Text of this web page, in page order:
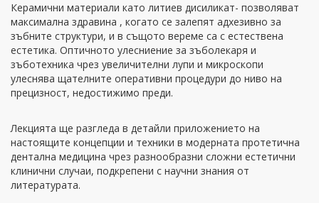
Керамични материали като литиев дисиликат- позволяват
максимална здравина , когато се залепят адхезивно за
зъбните структури, и в същото вереме са с естествена
естетика. Оптичното улесниение за зъболекаря и
зъботехника чрез увеличителни лупи и микроскопи
улеснява щателните оперативни процедури до ниво на
прецизност, недостижимо преди.
Лекцията ще разгледа в детайли приложението на
настоящите концепции и техники в модерната протетична
дентална медицина чрез разнообразни сложни естетични
клинични случаи, подкрепени с научни знания от
литературата.